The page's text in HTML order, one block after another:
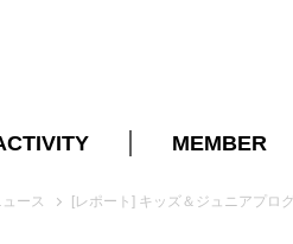
VOICE
MEMBER
法人会員一覧
ュース [レポート] キッズ＆ジュニアプロ